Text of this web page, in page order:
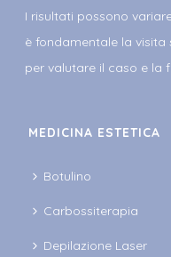
I risultati possono
è fondamentale la
per valutare il caso e la
MEDICINA ESTETICA
Botulino
Carbossiterapia
Depilazione Laser